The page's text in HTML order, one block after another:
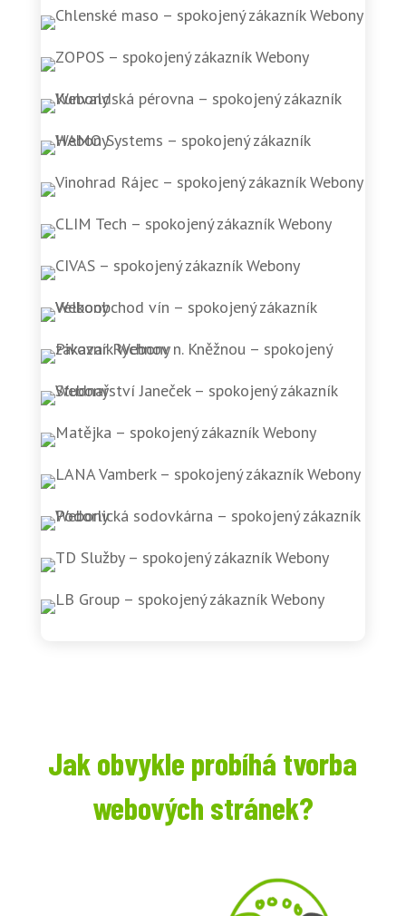
Jak obvykle probíhá tvorba
webových stránek?